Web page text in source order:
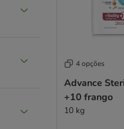
4 opções
Advance
+10 frango
10 kg